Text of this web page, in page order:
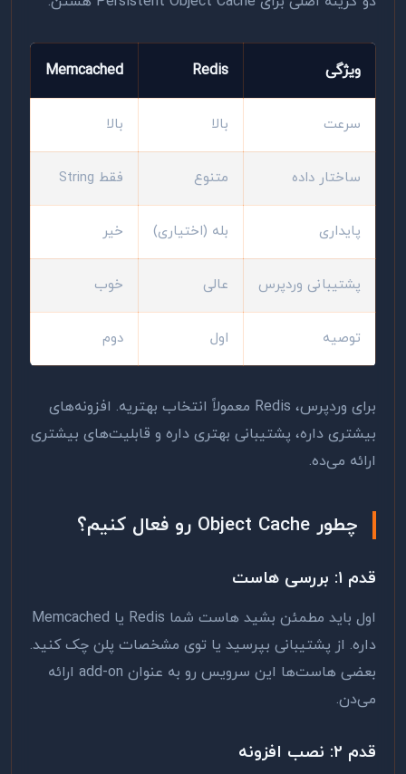
ویژگی Redis
Memcached
سرعت بالا بالا
ساختار داده متنوع فقط String
پایداری بله (اختیاری) خیر
پشتیبانی وردپرس عالی خوب
توصیه اول دوم
برای وردپرس، Redis معمولاً انتخاب بهتریه. افزونه‌های
بیشتری داره، پشتیبانی بهتری داره و قابلیت‌های بیشتری
ارائه می‌ده.
چطور Object Cache رو فعال کنیم؟
قدم ۱: بررسی هاست
اول باید مطمئن بشید هاست شما Redis یا Memcached
داره. از پشتیبانی بپرسید یا توی مشخصات پلن چک کنید.
بعضی هاست‌ها این سرویس رو به عنوان add-on ارائه
می‌دن.
قدم ۲: نصب افزونه